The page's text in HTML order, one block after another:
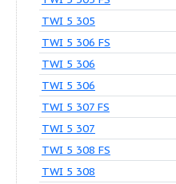
Число позиций: 44
Продукция
TWI 5 304 FS
TWI 5 304
TWI 5 305 FS
TWI 5 305
TWI 5 306 FS